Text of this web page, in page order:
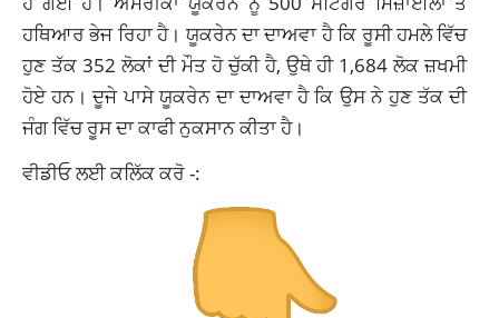
ਹਥਿਆਰ ਭੇਜ ਰਿਹਾ ਹੈ। ਯੂਕਰੇਨ ਦਾ ਦਾਅਵਾ ਹੈ ਕਿ ਰੂਸੀ ਹਮਲੇ ਵਿੱਚ
ਹੁਣ ਤੱਕ 352 ਲੋਕਾਂ ਦੀ ਮੌਤ ਹੋ ਚੁੱਕੀ ਹੈ, ਉਥੇ ਹੀ 1,684 ਲੋਕ ਜ਼ਖਮੀ
ਹੋਏ ਹਨ। ਦੂਜੇ ਪਾਸੇ ਯੂਕਰੇਨ ਦਾ ਦਾਅਵਾ ਹੈ ਕਿ ਉਸ ਨੇ ਹੁਣ ਤੱਕ ਦੀ
ਜੰਗ ਵਿੱਚ ਰੂਸ ਦਾ ਕਾਫੀ ਨੁਕਸਾਨ ਕੀਤਾ ਹੈ।
ਵੀਡੀਓ ਲਈ ਕਲਿੱਕ ਕਰੋ -: